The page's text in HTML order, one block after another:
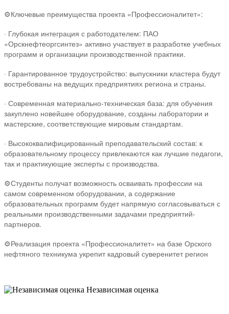
⚙️Ключевые преимущества проекта «Профессионалитет»:
· Глубокая интеграция с работодателем: ПАО
«Орскнефтеоргсинтез» активно участвует в разработке учебных
программ и организации производственной практики.
· Гарантированное трудоустройство: выпускники кластера будут
востребованы на ведущих предприятиях региона и страны.
· Современная материально-техническая база: для обучения
закуплено новейшее оборудование, созданы лаборатории и
мастерские, соответствующие мировым стандартам.
· Высококвалифицированный преподавательский состав: к
образовательному процессу привлекаются как лучшие педагоги,
так и практикующие эксперты с производства.
⚙️Студенты получат возможность осваивать профессии на
самом современном оборудовании, а содержание
образовательных программ будет напрямую согласовываться с
реальными производственными задачами предприятий-
партнеров.
⚙️Реализация проекта «Профессионалитет» на базе Орского
нефтяного техникума укрепит кадровый суверенитет регион
Независимая оценка